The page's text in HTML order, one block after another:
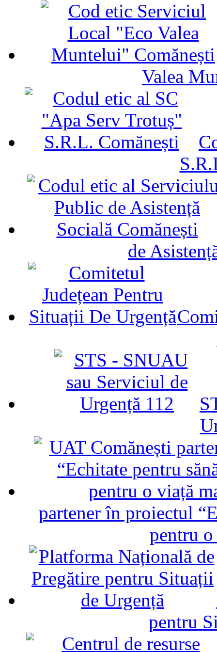
Valea
de
partener în proiectul
pentru
pentru